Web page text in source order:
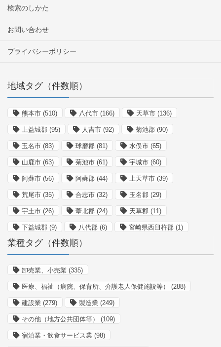
検索のしかた
お問い合わせ
プライバシーポリシー
地域タグ（件数順）
熊本市 (510) 八代市 (166) 天草市 (136)
上益城郡 (95) 人吉市 (92) 菊池郡 (90)
玉名市 (83) 球磨郡 (81) 水俣市 (65)
山鹿市 (63) 菊池市 (61) 宇城市 (60)
阿蘇市 (56) 阿蘇郡 (44) 上天草市 (39)
荒尾市 (35) 合志市 (32) 玉名郡 (29)
宇土市 (26) 葦北郡 (24) 天草郡 (11)
下益城郡 (9) 八代郡 (6) 宮崎県西臼杵郡 (1)
業種タグ（件数順）
卸売業、小売業 (335)
医療、福祉（病院、保育所、介護老人保健施設等） (288)
建設業 (279) 製造業 (249)
その他（地方公共団体等） (109)
宿泊業・飲食サービス業 (98)